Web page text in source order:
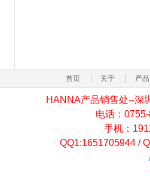
首页 关于 产品
HANNA产品销售处--深
电话：
手机：
QQ1:1651705944 /